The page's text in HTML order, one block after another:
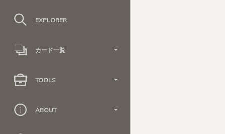
EXPLORER
カード一覧
TOOLS
ABOUT